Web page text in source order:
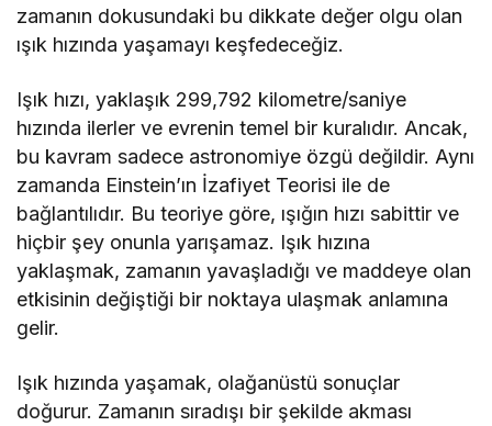
zamanın dokusundaki bu dikkate değer olgu olan
ışık hızında yaşamayı keşfedeceğiz.
Işık hızı, yaklaşık 299,792 kilometre/saniye
hızında ilerler ve evrenin temel bir kuralıdır. Ancak,
bu kavram sadece astronomiye özgü değildir. Aynı
zamanda Einstein’ın İzafiyet Teorisi ile de
bağlantılıdır. Bu teoriye göre, ışığın hızı sabittir ve
hiçbir şey onunla yarışamaz. Işık hızına
yaklaşmak, zamanın yavaşladığı ve maddeye olan
etkisinin değiştiği bir noktaya ulaşmak anlamına
gelir.
Işık hızında yaşamak, olağanüstü sonuçlar
doğurur. Zamanın sıradışı bir şekilde akması